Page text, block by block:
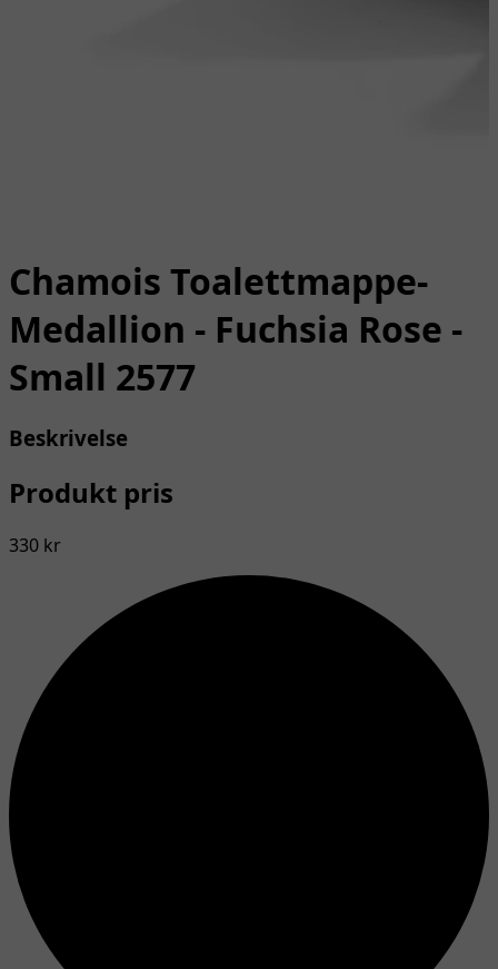
Chamois Toalettmappe-
Medallion - Fuchsia Rose -
Small 2577
Beskrivelse
Produkt pris
330 kr